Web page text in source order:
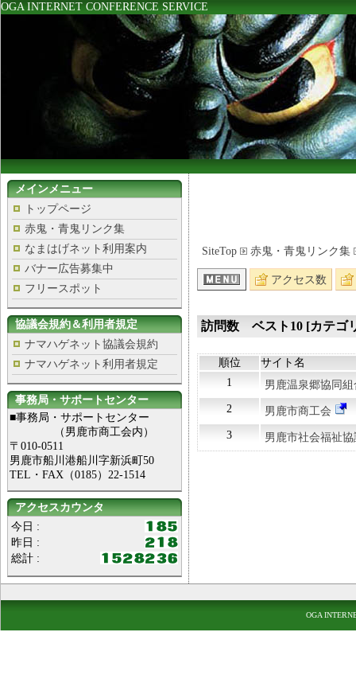
OGA INTERNET CONFERENCE SERVICE
メインメニュー
トップページ
赤鬼・青鬼リンク集
なまはげネット利用案内
バナー広告募集中
フリースポット
協議会規約＆利用者規定
ナマハゲネット協議会規約
ナマハゲネット利用者規定
事務局・サポートセンター
■事務局・サポートセンター
（男鹿市商工会内）
〒010-0511
男鹿市船川港船川字新浜町50
TEL・FAX（0185）22-1514
アクセスカウンタ
今日 :
昨日 :
総計 :
SiteTop 赤鬼・青鬼リンク集
アクセス数
訪問数 ベスト10 [カテゴ
順位
サイト名
1
男鹿温泉郷協同組
2
男鹿市商工会
3
男鹿市社会福祉協
OGA